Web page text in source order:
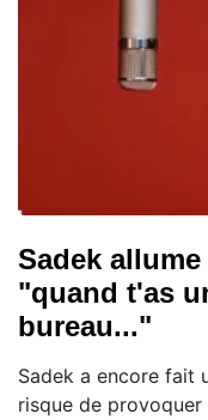
Sadek
"quand t'as
bureau..."
Sadek a encore fait
risque de